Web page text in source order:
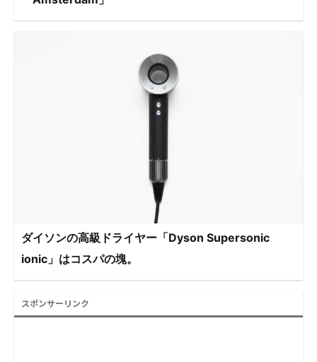
ダイソンの高級ドライヤー「Dyson Supersonic
ionic」はコスパの塊。
スポンサーリンク